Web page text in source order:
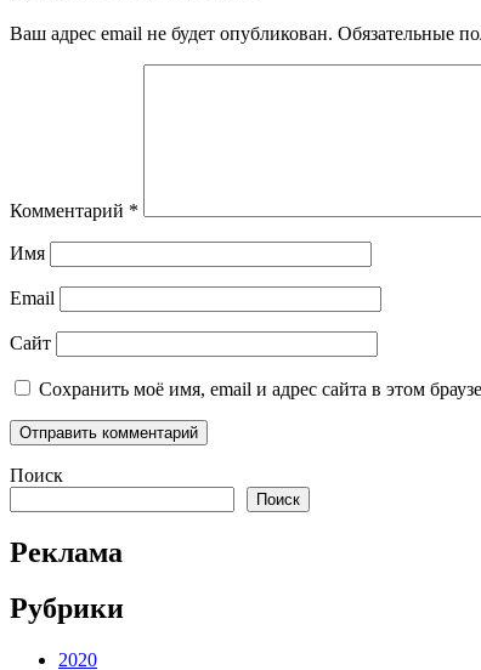
Ваш адрес email не будет опубликован. Обязательные
Комментарий *
Имя
Email
Сайт
Сохранить моё имя, email и адрес сайта в этом
Поиск
Поиск
Реклама
Рубрики
2020